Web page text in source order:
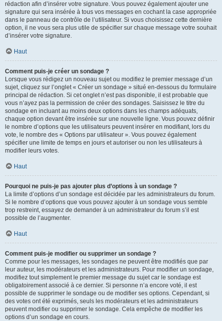
rédaction afin d’insérer votre signature. Vous pouvez également ajouter une
signature qui sera insérée à tous vos messages en cochant la case appropriée
dans le panneau de contrôle de l’utilisateur. Si vous choisissez cette dernière
option, il ne vous sera plus utile de spécifier sur chaque message votre souhait
d’insérer votre signature.
Haut
Comment puis-je créer un sondage ?
Lorsque vous rédigez un nouveau sujet ou modifiez le premier message d’un
sujet, cliquez sur l’onglet « Créer un sondage » situé en-dessous du formulaire
principal de rédaction. Si cet onglet n’est pas disponible, il est probable que
vous n’ayez pas la permission de créer des sondages. Saisissez le titre du
sondage en incluant au moins deux options dans les champs adéquats,
chaque option devant être insérée sur une nouvelle ligne. Vous pouvez définir
le nombre d’options que les utilisateurs peuvent insérer en modifiant, lors du
vote, le nombre des « Options par utilisateur ». Vous pouvez également
spécifier une limite de temps en jours et autoriser ou non les utilisateurs à
modifier leurs votes.
Haut
Pourquoi ne puis-je pas ajouter plus d’options à un sondage ?
La limite d’options d’un sondage est décidée par les administrateurs du forum.
Si le nombre d’options que vous pouvez ajouter à un sondage vous semble
trop restreint, essayez de demander à un administrateur du forum s’il est
possible de l’augmenter.
Haut
Comment puis-je modifier ou supprimer un sondage ?
Comme pour les messages, les sondages ne peuvent être modifiés que par
leur auteur, les modérateurs et les administrateurs. Pour modifier un sondage,
modifiez tout simplement le premier message du sujet car le sondage est
obligatoirement associé à ce dernier. Si personne n’a encore voté, il est
possible de supprimer le sondage ou de modifier ses options. Cependant, si
des votes ont été exprimés, seuls les modérateurs et les administrateurs
peuvent modifier ou supprimer le sondage. Cela empêche de modifier les
options d’un sondage en cours.